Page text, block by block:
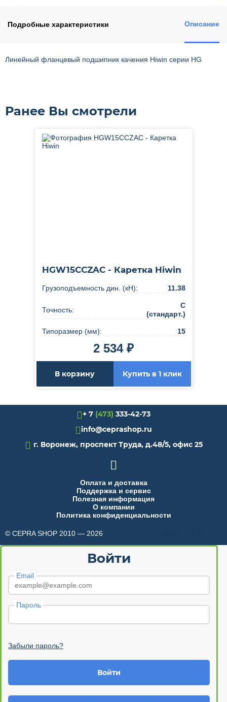
Подробные характеристики Описание
Линейный фланцевый подшипник качения Hiwin серии HG
Ранее Вы смотрели
HGW15CCZAC - Каретка Hiwin
Грузоподъемность дин. (кН): 11.38
Точность:
C
(стандарт.)
Типоразмер (мм): 15
2 534 ₽
В корзину Купить в 1 клик
+ 7 (473) 333-42-73
info@ceprashop.ru
 г. Воронеж, проспект Труда, д.48/5, офис 25

Оплата и доставка
Поддержка и сервис
Полезная информация
О компании
Политика конфиденциальности
© CEPRA SHOP 2010 — 2026
Войти
Email
Пароль
Забыли пароль?
Войти